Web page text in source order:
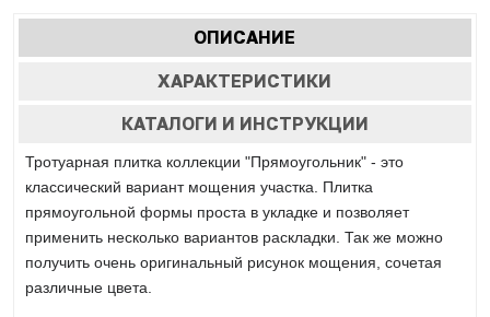
Характеристики
табы
ОПИСАНИЕ
ВКЛАДКА)
ХАРАКТЕРИСТИКИ
КАТАЛОГИ И ИНСТРУКЦИИ
Тротуарная плитка коллекции "Прямоугольник" - это
классический вариант мощения участка. Плитка
прямоугольной формы проста в укладке и позволяет
применить несколько вариантов раскладки. Так же можно
получить очень оригинальный рисунок мощения, сочетая
различные цвета.